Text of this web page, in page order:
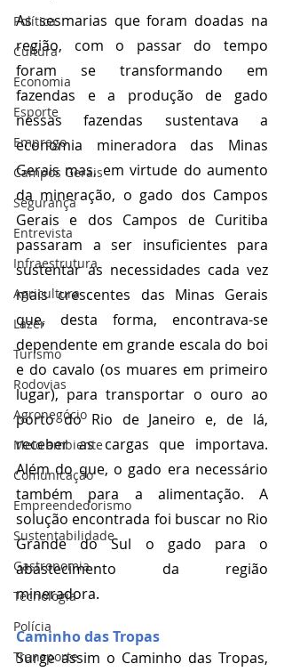
Política
Cultura
Economia
Esporte
Emprego
Campos Gerais
Segurança
Entrevista
Infraestrutura
Agricultura
Lazer
Turismo
Rodovias
Agronegócio
Meio ambiente
Comunicação
Empreendedorismo
Sustentabilidade
Gastronomia
Tecnologia
Polícia
Transporte
As sesmarias que foram doadas na
região, com o passar do tempo
foram se transformando em
fazendas e a produção de gado
nessas fazendas sustentava a
economia mineradora das Minas
Gerais mas, em virtude do aumento
da mineração, o gado dos Campos
Gerais e dos Campos de Curitiba
passaram a ser insuficientes para
sustentar as necessidades cada vez
mais crescentes das Minas Gerais
que, desta forma, encontrava-se
dependente em grande escala do boi
e do cavalo (os muares em primeiro
lugar), para transportar o ouro ao
porto do Rio de Janeiro e, de lá,
receber as cargas que importava.
Além do que, o gado era necessário
também para a alimentação. A
solução encontrada foi buscar no Rio
Grande do Sul o gado para o
abastecimento da região
mineradora.
Caminho das Tropas
Surge assim o Caminho das Tropas,